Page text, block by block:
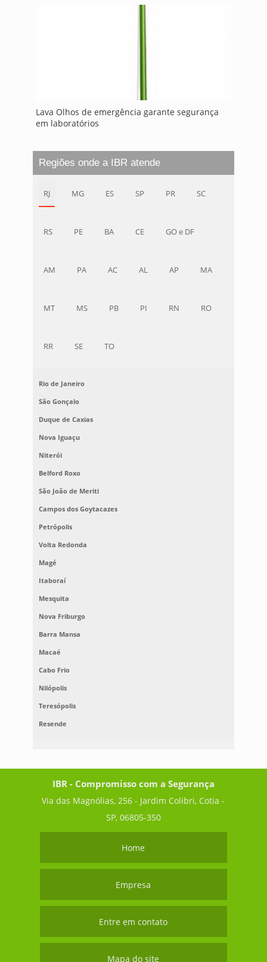
Lava Olhos de emergência garante segurança
em laboratórios
Regiões onde a IBR atende
RJ MG ES SP PR SC
RS PE BA CE GO e DF
AM PA AC AL AP MA
MT MS PB PI RN RO
RR SE TO
Rio de Janeiro
São Gonçalo
Duque de Caxias
Nova Iguaçu
Niterói
Belford Roxo
São João de Meriti
Campos dos Goytacazes
Petrópolis
Volta Redonda
Magé
Itaboraí
Mesquita
Nova Friburgo
Barra Mansa
Macaé
Cabo Frio
Nilópolis
Teresópolis
Resende
IBR - Compromisso com a Segurança
Via das Magnólias, 256 - Jardim Colibri, Cotia -
SP, 06805-350
Home
Empresa
Entre em contato
Mapa do site